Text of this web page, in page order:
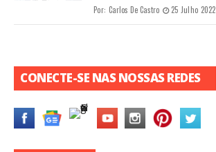
Por: Carlos De Castro 25 Julho 2022
CONECTE-SE NAS NOSSAS REDES